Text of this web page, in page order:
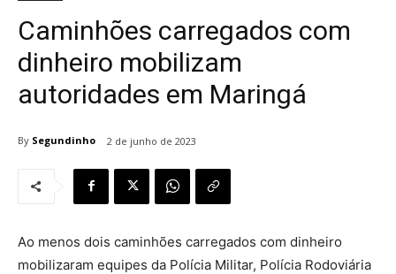
Caminhões carregados com
dinheiro mobilizam
autoridades em Maringá
By Segundinho 2 de junho de 2023
Ao menos dois caminhões carregados com dinheiro
mobilizaram equipes da Polícia Militar, Polícia Rodoviária